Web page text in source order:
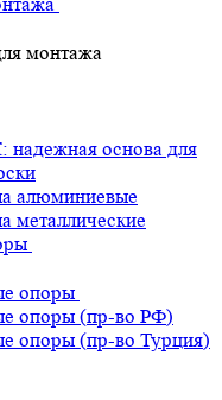
монтажа
основа для
алюминиевые
металлические
опоры
опоры (пр-во РФ)
опоры (пр-во Турция)